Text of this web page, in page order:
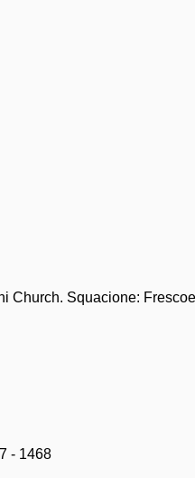
Church. Squacione:
- 1468